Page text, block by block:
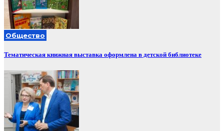
Общество
Тематическая книжная выставка оформлена в детской библиотеке